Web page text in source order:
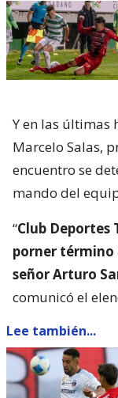
Y en las últimas
Marcelo Salas,
encuentro se
mando del
“Club
porner
señor Arturo
comunicó el
Lee también...